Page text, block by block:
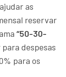
as
reservar
“50-30-
despesas
para os